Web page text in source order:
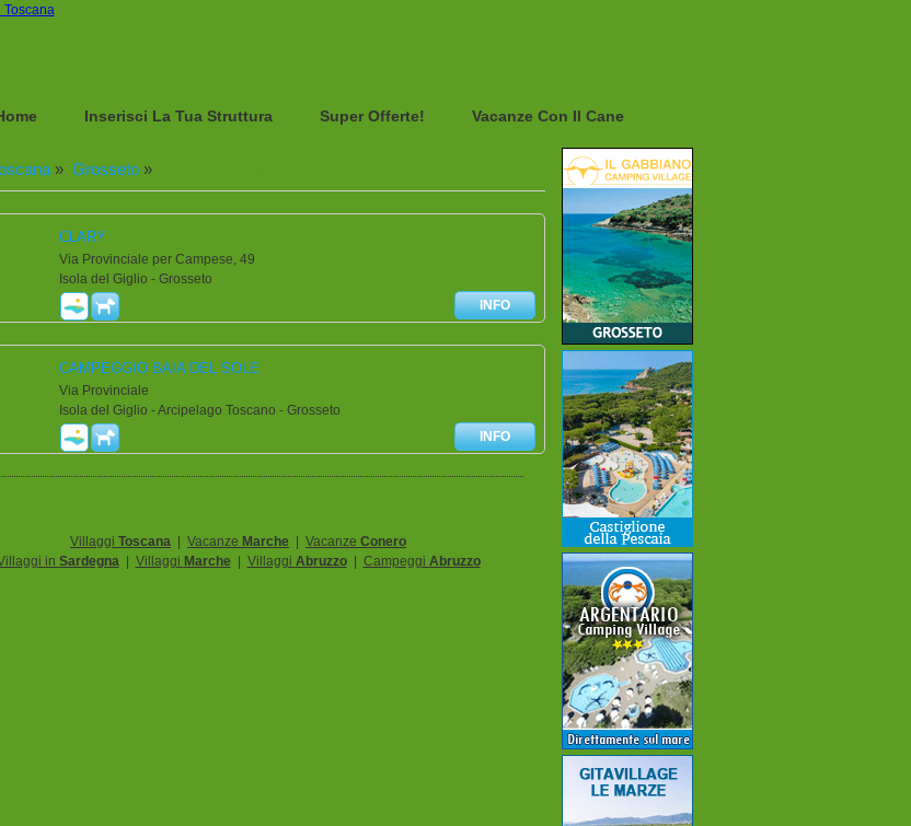
Inserisci La Tua Struttura Super Offerte! Vacanze Con Il Cane
» Grosseto»
CLARY
Via Provinciale per Campese, 49
Isola del Giglio - Grosseto
INFO
CAMPEGGIO BAIA DEL SOLE
Via Provinciale
Isola del Giglio - Arcipelago Toscano - Grosseto
INFO
Villaggi Toscana Vacanze Marche Vacanze Conero
in Sardegna| Villaggi Marche| Villaggi Abruzzo| Campeggi Abruzzo